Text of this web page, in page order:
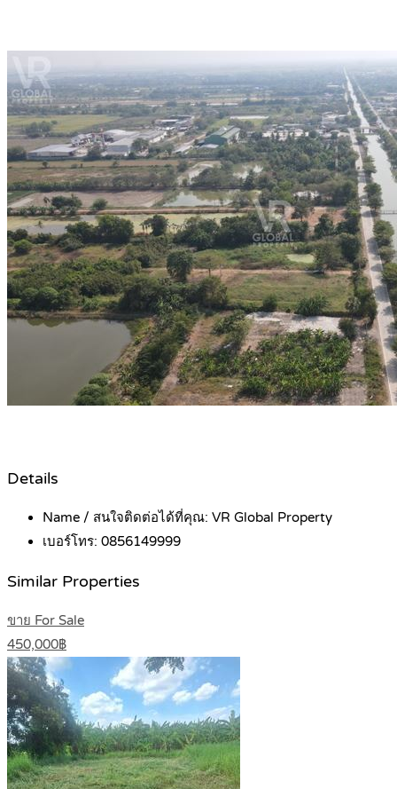
Details
Name / สนใจติดต่อได้ที่คุณ: VR Global Property
เบอร์โทร: 0856149999
Similar Properties
ขาย For Sale
450,000฿